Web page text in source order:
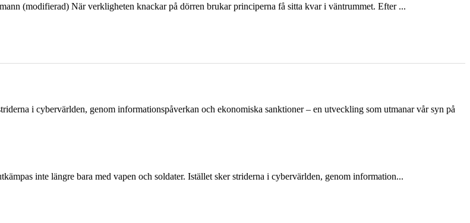
(modifierad) När verkligheten knackar på dörren brukar principerna få sitta kvar i väntrummet. Efter ...
i cybervärlden, genom informationspåverkan och ekonomiska sanktioner – en utveckling som utmanar vår syn på
inte längre bara med vapen och soldater. Istället sker striderna i cybervärlden, genom information...